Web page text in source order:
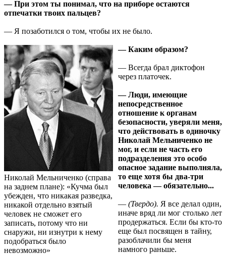
— При этом ты понимал, что на приборе остаются
отпечатки твоих пальцев?
— Я позаботился о том, чтобы их не было.
Николай Мельниченко (справа
на заднем плане): «Кучма был
убежден, что никакая разведка,
никакой отдельно взятый
человек не сможет его
записать, потому что ни
снаружи, ни изнутри к нему
подобраться было
невозможно»
— Каким образом?
— Всегда брал диктофон
через платочек.
— Люди, имеющие
непосредственное
отношение к органам
безопасности, уверяли меня,
что действовать в одиночку
Николай Мельниченко не
мог, и если не часть его
подразделения это особо
опасное задание выполняла,
то еще хотя бы два-три
человека — обязательно...
— (Твердо). Я все делал один,
иначе вряд ли мог столько лет
продержаться. Если бы кто-то
еще был посвящен в тайну,
разоблачили бы меня
намного раньше.